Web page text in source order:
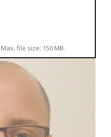
file size: 150 MB.